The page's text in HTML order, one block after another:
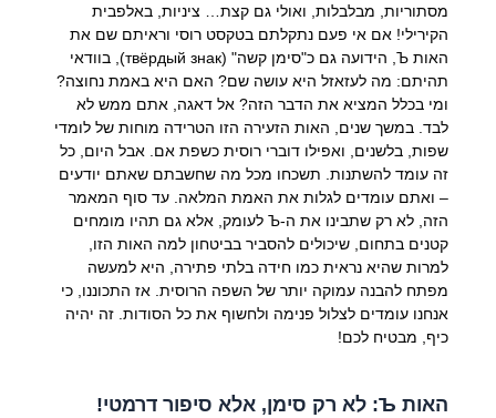
מסתוריות, מבלבלות, ואולי גם קצת… ציניות, באלפבית
הקירילי! אם אי פעם נתקלתם בטקסט רוסי וראיתם שם את
האות Ъ, הידועה גם כ"סימן קשה" (твёрдый знак), בוודאי
תהיתם: מה לעזאזל היא עושה שם? האם היא באמת נחוצה?
ומי בכלל המציא את הדבר הזה? אל דאגה, אתם ממש לא
לבד. במשך שנים, האות הזעירה הזו הטרידה מוחות של לומדי
שפות, בלשנים, ואפילו דוברי רוסית כשפת אם. אבל היום, כל
זה עומד להשתנות. תשכחו מכל מה שחשבתם שאתם יודעים
– ואתם עומדים לגלות את האמת המלאה. עד סוף המאמר
הזה, לא רק שתבינו את ה-Ъ לעומק, אלא גם תהיו מומחים
קטנים בתחום, שיכולים להסביר בביטחון למה האות הזו,
למרות שהיא נראית כמו חידה בלתי פתירה, היא למעשה
מפתח להבנה עמוקה יותר של השפה הרוסית. אז התכוננו, כי
אנחנו עומדים לצלול פנימה ולחשוף את כל הסודות. זה יהיה
כיף, מבטיח לכם!
האות Ъ: לא רק סימן, אלא סיפור דרמטי!